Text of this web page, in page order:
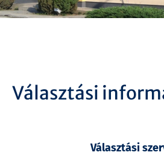
Választási
Választási